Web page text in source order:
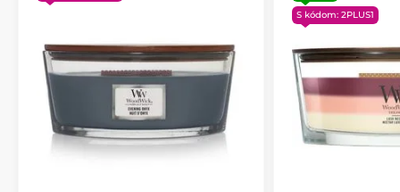
S kódom: 2PLUS1